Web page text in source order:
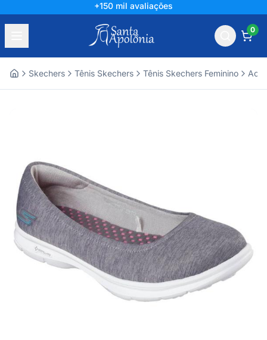
+150 mil avaliações
0
Skechers Tênis Skechers Tênis Skechers Feminino